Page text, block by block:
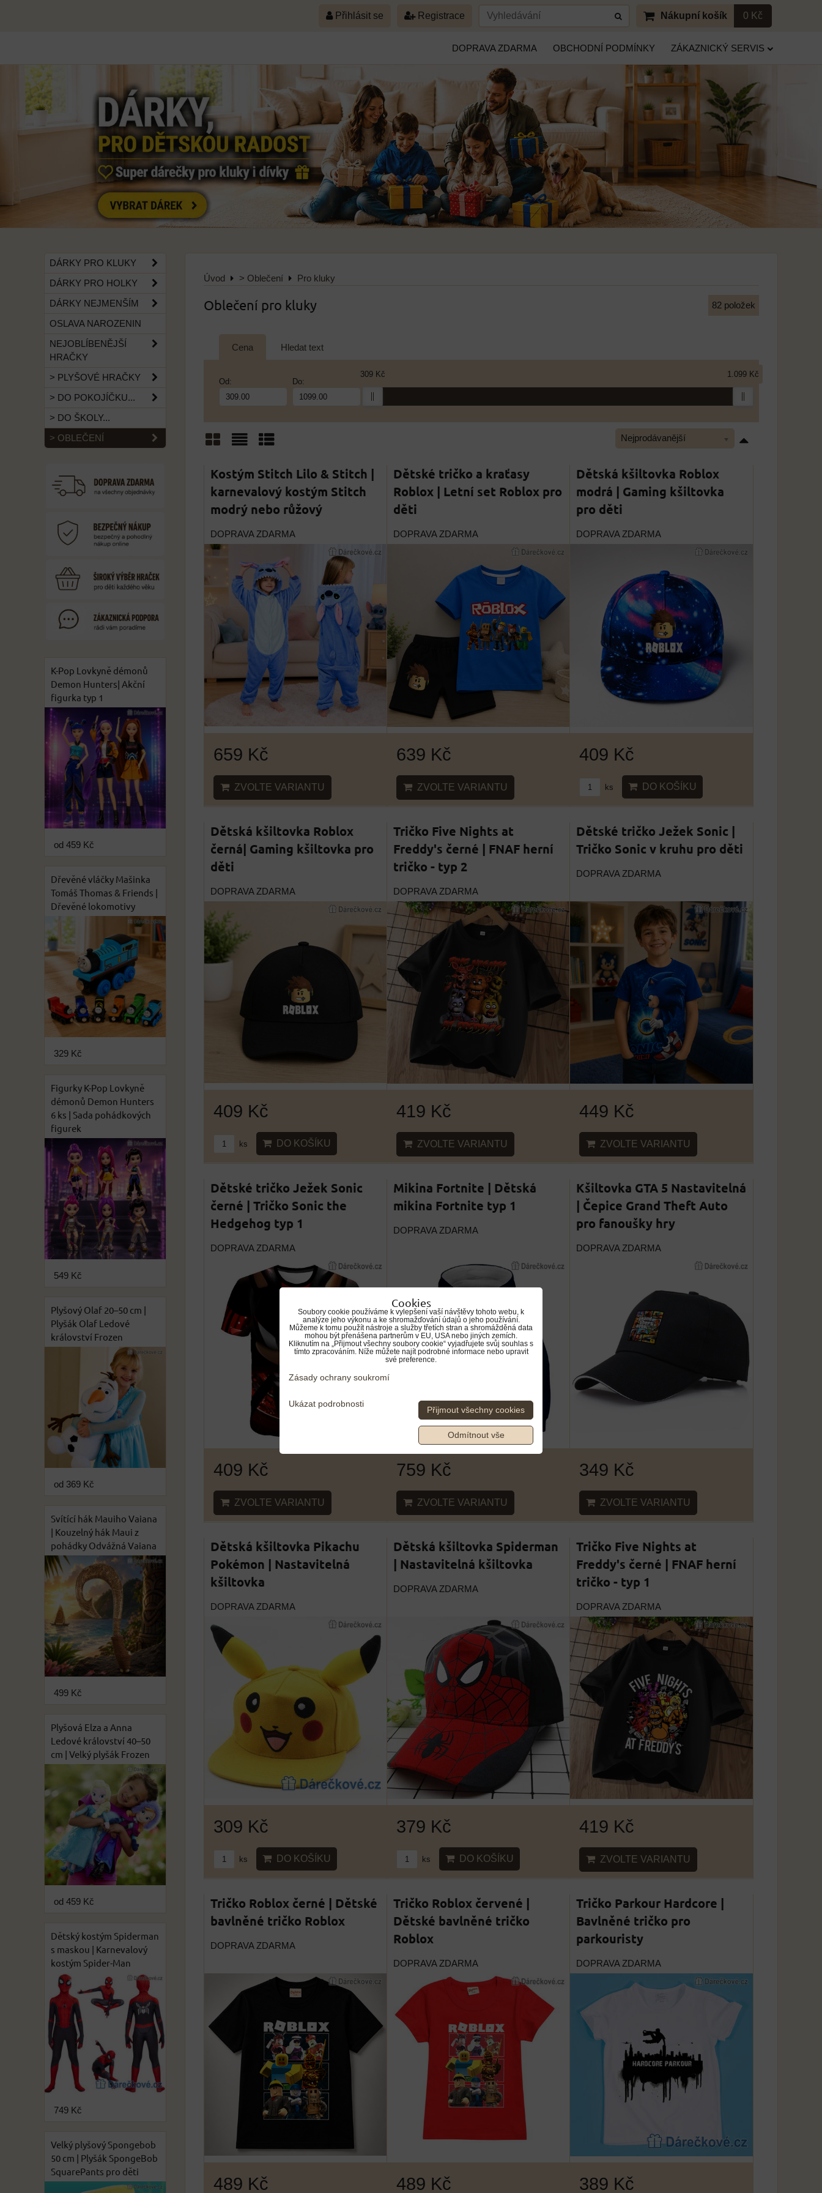
Přihlásit se Registrace Nákupní košík 0 Kč
DOPRAVA ZDARMA OBCHODNÍ PODMÍNKY ZÁKAZNICKÝ SERVIS
Úvod > Oblečení Pro kluky
Oblečení pro kluky 82 položek
Cena Hledat text
Od: Do:
309 Kč 1.099 Kč
Nejprodávanější
Kostým Stitch Lilo & Stitch |
karnevalový kostým Stitch
modrý nebo růžový
DOPRAVA ZDARMA
659 Kč
ZVOLTE VARIANTU
Dětské tričko a kraťasy
Roblox | Letní set Roblox pro
děti
DOPRAVA ZDARMA
639 Kč
ZVOLTE VARIANTU
Dětská kšiltovka Roblox
modrá | Gaming kšiltovka
pro děti
DOPRAVA ZDARMA
409 Kč
ks DO KOŠÍKU
Dětská kšiltovka Roblox
černá| Gaming kšiltovka pro
děti
DOPRAVA ZDARMA
409 Kč
ks DO KOŠÍKU
Tričko Five Nights at
Freddy's černé | FNAF herní
tričko - typ 2
DOPRAVA ZDARMA
419 Kč
ZVOLTE VARIANTU
Dětské tričko Ježek Sonic |
Tričko Sonic v kruhu pro děti
DOPRAVA ZDARMA
449 Kč
ZVOLTE VARIANTU
Dětské tričko Ježek Sonic
černé | Tričko Sonic the
Hedgehog typ 1
DOPRAVA ZDARMA
409 Kč
ZVOLTE VARIANTU
Mikina Fortnite | Dětská
mikina Fortnite typ 1
DOPRAVA ZDARMA
759 Kč
ZVOLTE VARIANTU
Kšiltovka GTA 5 Nastavitelná
| Čepice Grand Theft Auto
pro fanoušky hry
DOPRAVA ZDARMA
349 Kč
ZVOLTE VARIANTU
Dětská kšiltovka Pikachu
Pokémon | Nastavitelná
kšiltovka
DOPRAVA ZDARMA
309 Kč
ks DO KOŠÍKU
Dětská kšiltovka Spiderman
| Nastavitelná kšiltovka
DOPRAVA ZDARMA
379 Kč
ks DO KOŠÍKU
Tričko Five Nights at
Freddy's černé | FNAF herní
tričko - typ 1
DOPRAVA ZDARMA
419 Kč
ZVOLTE VARIANTU
Tričko Roblox černé | Dětské
bavlněné tričko Roblox
DOPRAVA ZDARMA
489 Kč
Tričko Roblox červené |
Dětské bavlněné tričko
Roblox
DOPRAVA ZDARMA
489 Kč
Tričko Parkour Hardcore |
Bavlněné tričko pro
parkouristy
DOPRAVA ZDARMA
389 Kč
DÁRKY PRO KLUKY
DÁRKY PRO HOLKY
DÁRKY NEJMENŠÍM
OSLAVA NAROZENIN
NEJOBLÍBENĚJŠÍ
HRAČKY
> PLYŠOVÉ HRAČKY
> DO POKOJÍČKU...
> DO ŠKOLY...
> OBLEČENÍ
K-Pop Lovkyně démonů
Demon Hunters| Akční
figurka typ 1
od 459 Kč
Dřevěné vláčky Mašinka
Tomáš Thomas & Friends |
Dřevěné lokomotivy
329 Kč
Figurky K-Pop Lovkyně
démonů Demon Hunters
6 ks | Sada pohádkových
figurek
549 Kč
Plyšový Olaf 20–50 cm |
Plyšák Olaf Ledové
království Frozen
od 369 Kč
Svítící hák Mauiho Vaiana
| Kouzelný hák Maui z
pohádky Odvážná Vaiana
499 Kč
Plyšová Elza a Anna
Ledové království 40–50
cm | Velký plyšák Frozen
od 459 Kč
Dětský kostým Spiderman
s maskou | Karnevalový
kostým Spider-Man
749 Kč
Velký plyšový Spongebob
50 cm | Plyšák SpongeBob
SquarePants pro děti
Cookies
Soubory cookie používáme k vylepšení vaší návštěvy tohoto webu, k
analýze jeho výkonu a ke shromažďování údajů o jeho používání.
Můžeme k tomu použít nástroje a služby třetích stran a shromážděná data
mohou být přenášena partnerům v EU, USA nebo jiných zemích.
Kliknutím na „Přijmout všechny soubory cookie“ vyjadřujete svůj souhlas s
tímto zpracováním. Níže můžete najít podrobné informace nebo upravit
své preference.
Zásady ochrany soukromí
Ukázat podrobnosti
Přijmout všechny cookies
Odmítnout vše